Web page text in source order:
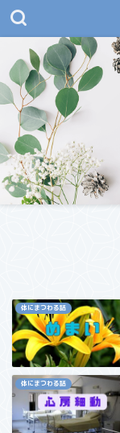
体にまつわる話
体にまつわる話